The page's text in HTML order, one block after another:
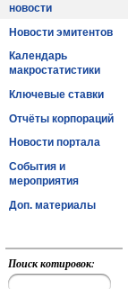
новости
Новости эмитентов
Календарь
макростатистики
Ключевые ставки
Отчёты корпораций
Новости портала
События и
мероприятия
Доп. материалы
Поиск котировок: